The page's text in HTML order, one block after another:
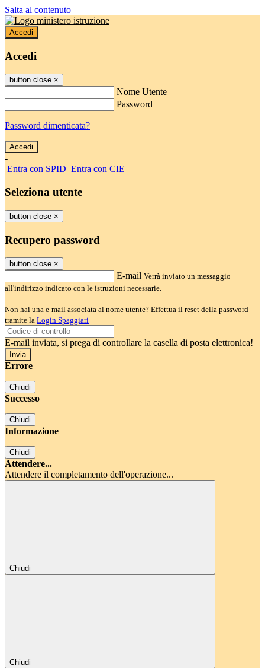
Salta al contenuto
Accedi
Accedi
button close ×
Nome Utente
Password
Password dimenticata?
-
Entra con SPID Entra con CIE
Seleziona utente
button close ×
Recupero password
button close ×
E-mail Verrà inviato un messaggio
all'indirizzo indicato con le istruzioni necessarie.
Non hai una e-mail associata al nome utente? Effettua il reset della password
tramite la Login Spaggiari
E-mail inviata, si prega di controllare la casella di posta elettronica!
Errore
Chiudi
Successo
Chiudi
Informazione
Chiudi
Attendere...
Attendere il completamento dell'operazione...
Chiudi
Chiudi